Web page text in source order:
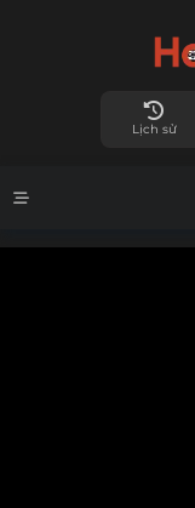
Lịch sử